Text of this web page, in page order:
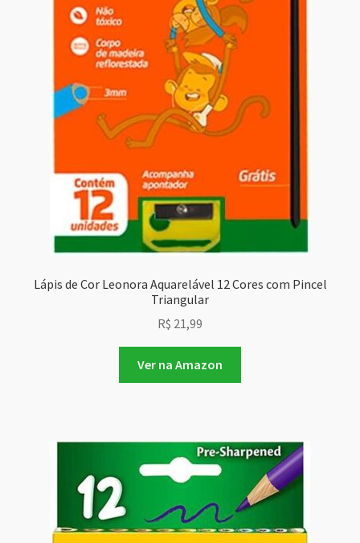
Lápis de Cor Leonora Aquarelável 12 Cores com Pincel
Triangular
R$ 21,99
Ver na Amazon